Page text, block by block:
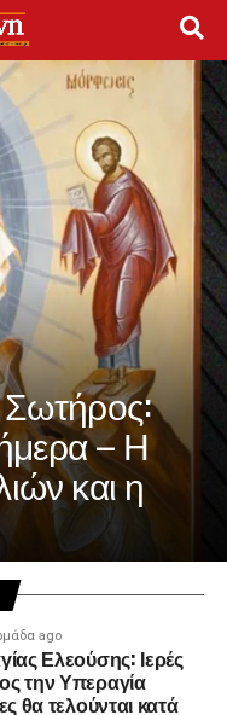
– Η
και η
ago
Ελεούσης: Ιερές
την Υπεραγία
θα τελούνται κατά